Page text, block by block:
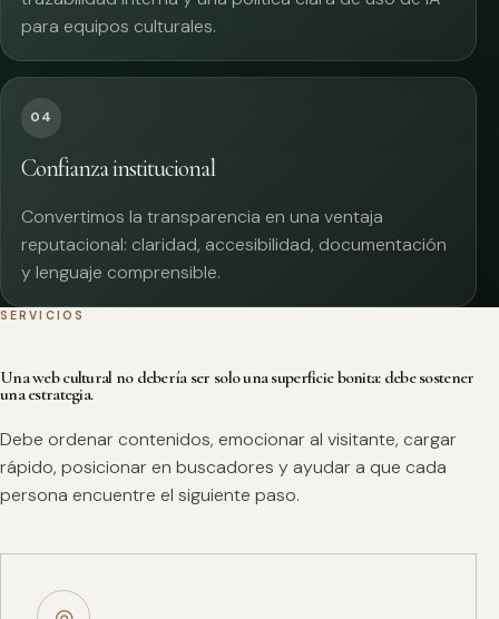
para equipos culturales.
04
Confianza institucional
Convertimos la transparencia en una ventaja
reputacional: claridad, accesibilidad, documentación
y lenguaje comprensible.
SERVICIOS
Una web cultural no debería ser solo una superficie bonita: debe sostener
una estrategia.
Debe ordenar contenidos, emocionar al visitante, cargar
rápido, posicionar en buscadores y ayudar a que cada
persona encuentre el siguiente paso.